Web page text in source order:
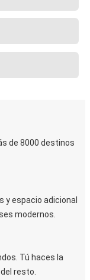
de 8000 destinos
y espacio adicional
modernos.
Tú haces la
resto.